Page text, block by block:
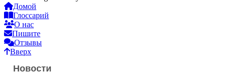
Домой
Глоссарий
О нас
Пишите
Отзывы
Вверх
Новости